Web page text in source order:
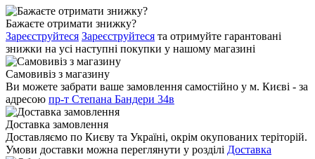
Бажаєте отримати знижку?
Зареєструйтеся Зареєструйтеся та отримуйте гарантовані
знижки на усі наступні покупки у нашому магазині
Самовивіз з магазину
Ви можете забрати ваше замовлення самостійно у м. Києві - за
адресою пр-т Степана Бандери 34в
Доставка замовлення
Доставляємо по Києву та Україні, окрім окупованих теріторій.
Умови доставки можна переглянути у розділі Доставка